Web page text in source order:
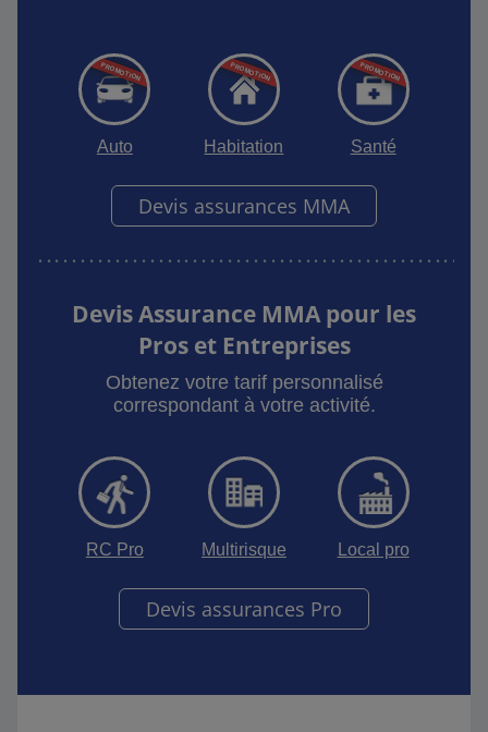
Auto Habitation Santé
Devis assurances MMA
Devis Assurance MMA pour les
Pros et Entreprises
Obtenez votre tarif personnalisé
correspondant à votre activité.
RC Pro Multirisque Local pro
Devis assurances Pro